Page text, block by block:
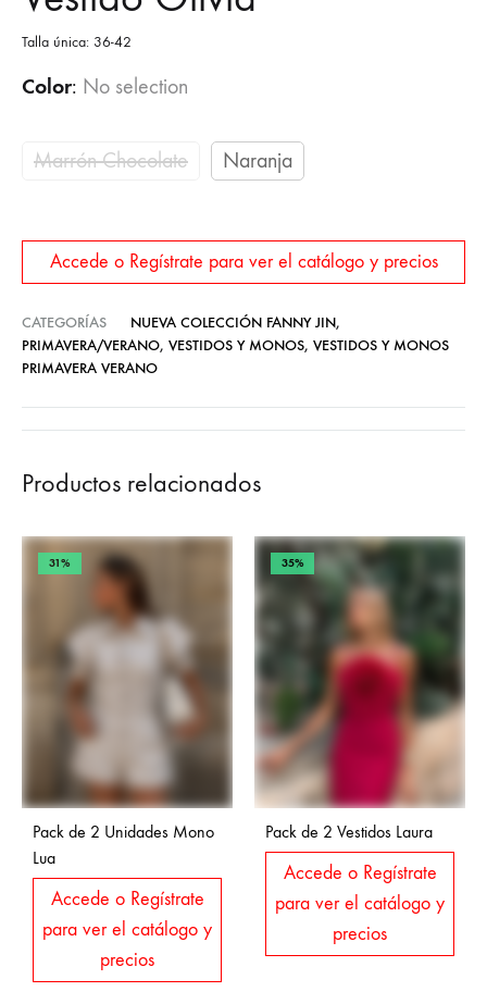
Talla única: 36-42
Color: No selection
Marrón Chocolate Naranja
Accede o Regístrate para ver el catálogo y precios
CATEGORÍAS NUEVA COLECCIÓN FANNY JIN,
PRIMAVERA/VERANO, VESTIDOS Y MONOS, VESTIDOS Y MONOS
PRIMAVERA VERANO
Productos relacionados
31%
Pack de 2 Unidades Mono
Lua
Accede o Regístrate
para ver el catálogo y
precios
35%
Pack de 2 Vestidos Laura
Accede o Regístrate
para ver el catálogo y
precios